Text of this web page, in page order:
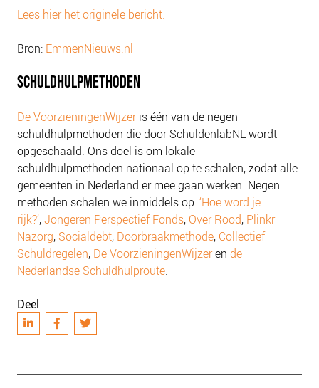
VACATURES
OVER NCFG
NIEUWS
BLOGS
Lees hier het originele bericht.
Bron: EmmenNieuws.nl
SCHULDHULPMETHODEN
De VoorzieningenWijzeris één van de negen
schuldhulpmethoden die door SchuldenlabNL wordt
opgeschaald. Ons doel is om lokale
schuldhulpmethoden nationaal op te schalen, zodat alle
gemeenten in Nederland er mee gaan werken. Negen
methoden schalen we inmiddels op:‘Hoe word je
rijk?’,Jongeren Perspectief Fonds, Over Rood, Plinkr
Nazorg, Socialdebt, Doorbraakmethode, Collectief
Schuldregelen, De VoorzieningenWijzeren de
Nederlandse Schuldhulproute.
Deel